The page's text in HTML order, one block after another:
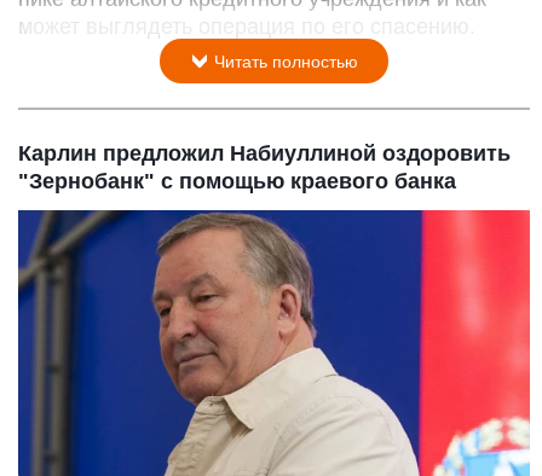
может выглядеть операция по его спасению.
Читать полностью
Карлин предложил Набиуллиной оздоровить
"Зернобанк" с помощью краевого банка